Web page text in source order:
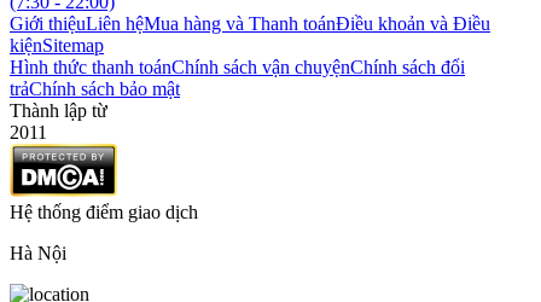
Giới thiệuLiên hệMua hàng và Thanh toánĐiều khoản và Điều
kiệnSitemap
Hình thức thanh toánChính sách vận chuyệnChính sách đổi
trảChính sách bảo mật
Thành lập từ
2011
Hệ thống điểm giao dịch
Hà Nội